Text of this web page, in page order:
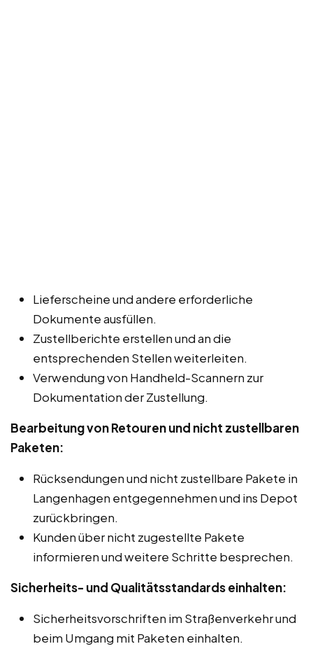
Lieferscheine und andere erforderliche
Dokumente ausfüllen.
Zustellberichte erstellen und an die
entsprechenden Stellen weiterleiten.
Verwendung von Handheld-Scannern zur
Dokumentation der Zustellung.
Bearbeitung von Retouren und nicht zustellbaren
Paketen:
Rücksendungen und nicht zustellbare Pakete in
Langenhagen entgegennehmen und ins Depot
zurückbringen.
Kunden über nicht zugestellte Pakete
informieren und weitere Schritte besprechen.
Sicherheits- und Qualitätsstandards einhalten:
Sicherheitsvorschriften im Straßenverkehr und
beim Umgang mit Paketen einhalten.